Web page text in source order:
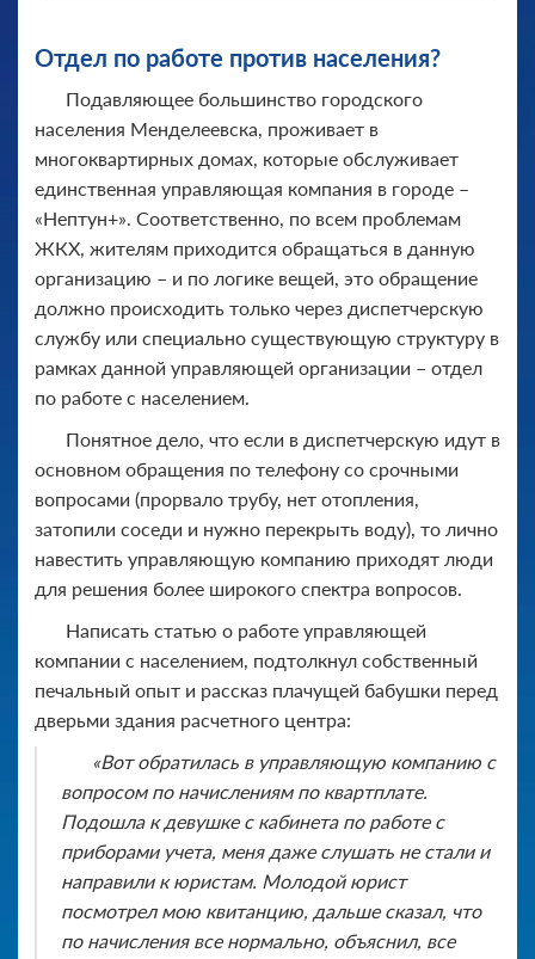
Отдел по работе против населения?
Подавляющее большинство городского
населения Менделеевска, проживает в
многоквартирных домах, которые обслуживает
единственная управляющая компания в городе –
«Нептун+». Соответственно, по всем проблемам
ЖКХ, жителям приходится обращаться в данную
организацию – и по логике вещей, это обращение
должно происходить только через диспетчерскую
службу или специально существующую структуру в
рамках данной управляющей организации – отдел
по работе с населением.
Понятное дело, что если в диспетчерскую идут в
основном обращения по телефону со срочными
вопросами (прорвало трубу, нет отопления,
затопили соседи и нужно перекрыть воду), то лично
навестить управляющую компанию приходят люди
для решения более широкого спектра вопросов.
Написать статью о работе управляющей
компании с населением, подтолкнул собственный
печальный опыт и рассказ плачущей бабушки перед
дверьми здания расчетного центра:
«Вот обратилась в управляющую компанию с
вопросом по начислениям по квартплате.
Подошла к девушке с кабинета по работе с
приборами учета, меня даже слушать не стали и
направили к юристам. Молодой юрист
посмотрел мою квитанцию, дальше сказал, что
по начисления все нормально, объяснил, все